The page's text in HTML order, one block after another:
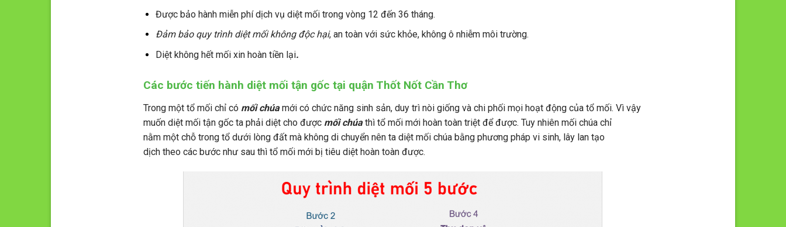
Được bảo hành miễn phí dịch vụ diệt mối trong vòng 12 đến 36 tháng.
Đảm bảo quy trình diệt mối không độc hại, an toàn với sức khỏe, không ô nhiễm môi trường.
Diệt không hết mối xin hoàn tiền lại.
Các bước tiến hành diệt mối tận gốc tại quận Thốt Nốt Cần Thơ
Trong một tổ mối chỉ có mối chúamới có chức năng sinh sản, duy trì nòi giống và chi phối mọi hoạt động của tổ mối. Vì vậy
muốn diệt mối tận gốc ta phải diệt cho được mối chúathì tổ mối mới hoàn toàn triệt để được. Tuy nhiên mối chúa chỉ
nằm một chỗ trong tổ dưới lòng đất mà không di chuyển nên ta diệt mối chúa bằng phương pháp vi sinh, lây lan tạo
dịch theo các bước như sau thì tổ mối mới bị tiêu diệt hoàn toàn được.